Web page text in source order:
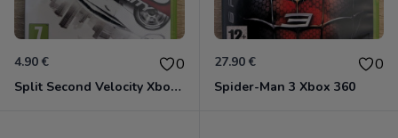
4.90 € 0
Split Second Velocity Xbox 360
27.90 € 0
Spider-Man 3 Xbox 360